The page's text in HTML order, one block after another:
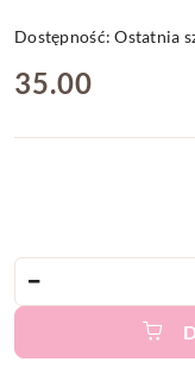
Dostępność:Ostatnia
cena:
35.00